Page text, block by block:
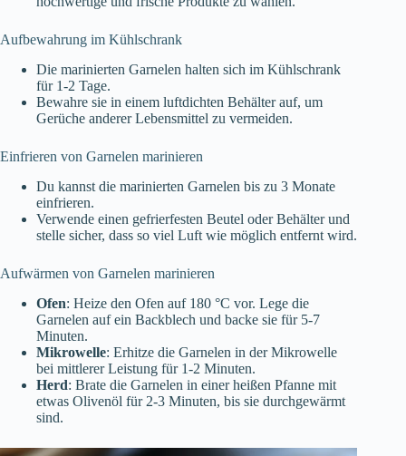
Aufbewahrung im Kühlschrank
Die marinierten Garnelen halten sich im Kühlschrank
für 1-2 Tage.
Bewahre sie in einem luftdichten Behälter auf, um
Gerüche anderer Lebensmittel zu vermeiden.
Einfrieren von Garnelen marinieren
Du kannst die marinierten Garnelen bis zu 3 Monate
einfrieren.
Verwende einen gefrierfesten Beutel oder Behälter und
stelle sicher, dass so viel Luft wie möglich entfernt wird.
Aufwärmen von Garnelen marinieren
Ofen: Heize den Ofen auf 180 °C vor. Lege die
Garnelen auf ein Backblech und backe sie für 5-7
Minuten.
Mikrowelle: Erhitze die Garnelen in der Mikrowelle
bei mittlerer Leistung für 1-2 Minuten.
Herd: Brate die Garnelen in einer heißen Pfanne mit
etwas Olivenöl für 2-3 Minuten, bis sie durchgewärmt
sind.